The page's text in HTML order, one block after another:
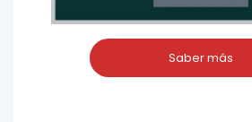
Saber más